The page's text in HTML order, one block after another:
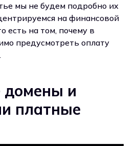
мы не будем подробно их
на финансовой
есть на том, почему в
предусмотреть оплату
домены и
платные